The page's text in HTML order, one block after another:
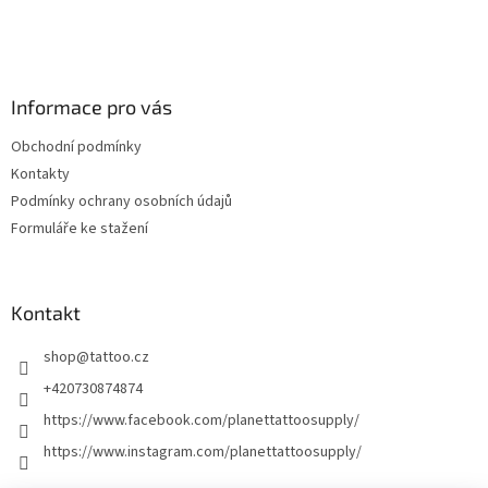
Informace pro vás
Obchodní podmínky
Kontakty
Podmínky ochrany osobních údajů
Formuláře ke stažení
Kontakt
shop@tattoo.cz
+420730874874
https://www.facebook.com/planettattoosupply/
https://www.instagram.com/planettattoosupply/